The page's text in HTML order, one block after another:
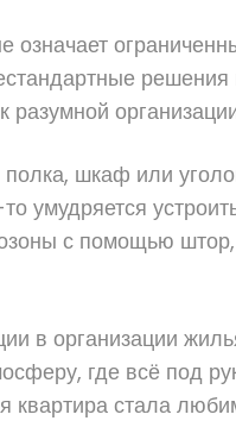
означает
полка, шкаф или
умудряется
с помощью
в организации
где всё под
квартира стала